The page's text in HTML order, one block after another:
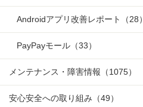
Androidアプリ改善レポート （28）
PayPayモール （33）
メンテナンス・障害情報 （1075）
安心安全への取り組み （49）